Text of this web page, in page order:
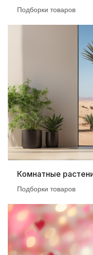
Подборки товаров
Комнатные
Подборки товаров